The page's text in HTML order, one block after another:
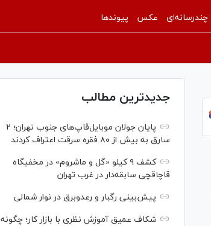
چندرسانه‌ای عکس پیوندها
جدیدترین مطالب
پایان جولان موبایل‌قاپ‌های جنوب تهران؛ ۲
سارق به بیش از ۸۰ فقره سرقت اعتراف کردند
کشف ۹ کیلو «گل و ماشروم» در مخفیگاه
قاچاقچی سابقه‌دار در غرب تهران
پیش‌بینی رگبار و رعدوبرق در نوار شمالی
شکاف عمیق آموزش نظری با بازار کار؛ چگونه